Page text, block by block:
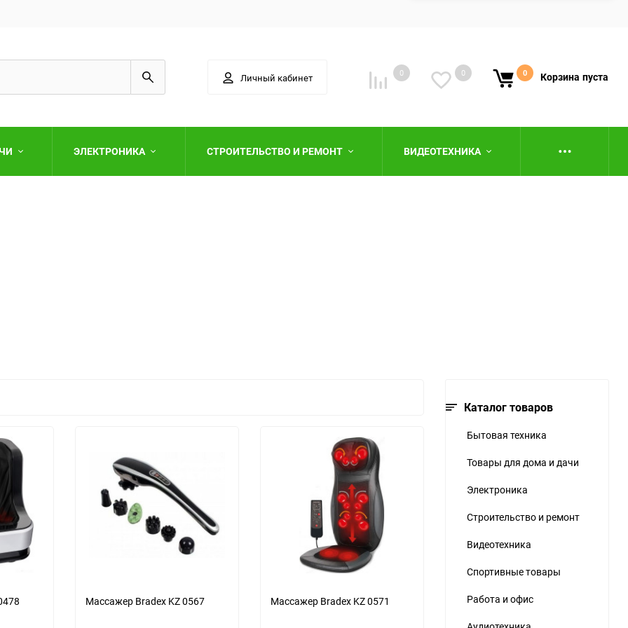
Личный кабинет 0 0 0 Корзина пуста
ЭЛЕКТРОНИКА СТРОИТЕЛЬСТВО И РЕМОНТ ВИДЕОТЕХНИКА
еще 2 фото
Массажер Bradex KZ 0567 Массажер Bradex KZ 0571
Каталог товаров
Бытовая техника
Товары для дома и дачи
Электроника
Строительство и ремонт
Видеотехника
Спортивные товары
Работа и офис